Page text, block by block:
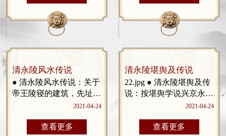
就在兴隆店一家大财主家
做长工。...
峻极，气象变化万千。山
上有一潭...
清永陵风水传说
● 清永陵风水传说：关于
帝王陵寝的建筑，先址都
很注重风水。从字面意思
关于永陵的风水，民间流
2021-04-24
查看更多
清永陵堪舆及传说
22.jpg ● 清永陵堪舆及传
说：按堪舆学说兴京永
陵“左砂龙头山，似青龙
拱卫。陵前明堂平整开
2021-04-24
查看更多